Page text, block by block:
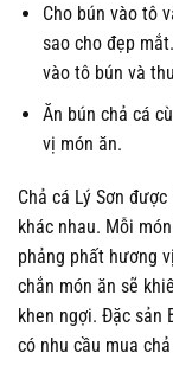
Cho bún vào tô
sao cho đẹp
vào tô bún và
Ăn bún chả cá
vị món ăn.
Chả cá Lý Sơn
khác nhau. Mỗi
phảng phất hương
chắn món ăn sẽ
khen ngợi. Đặc sản
có nhu cầu mua